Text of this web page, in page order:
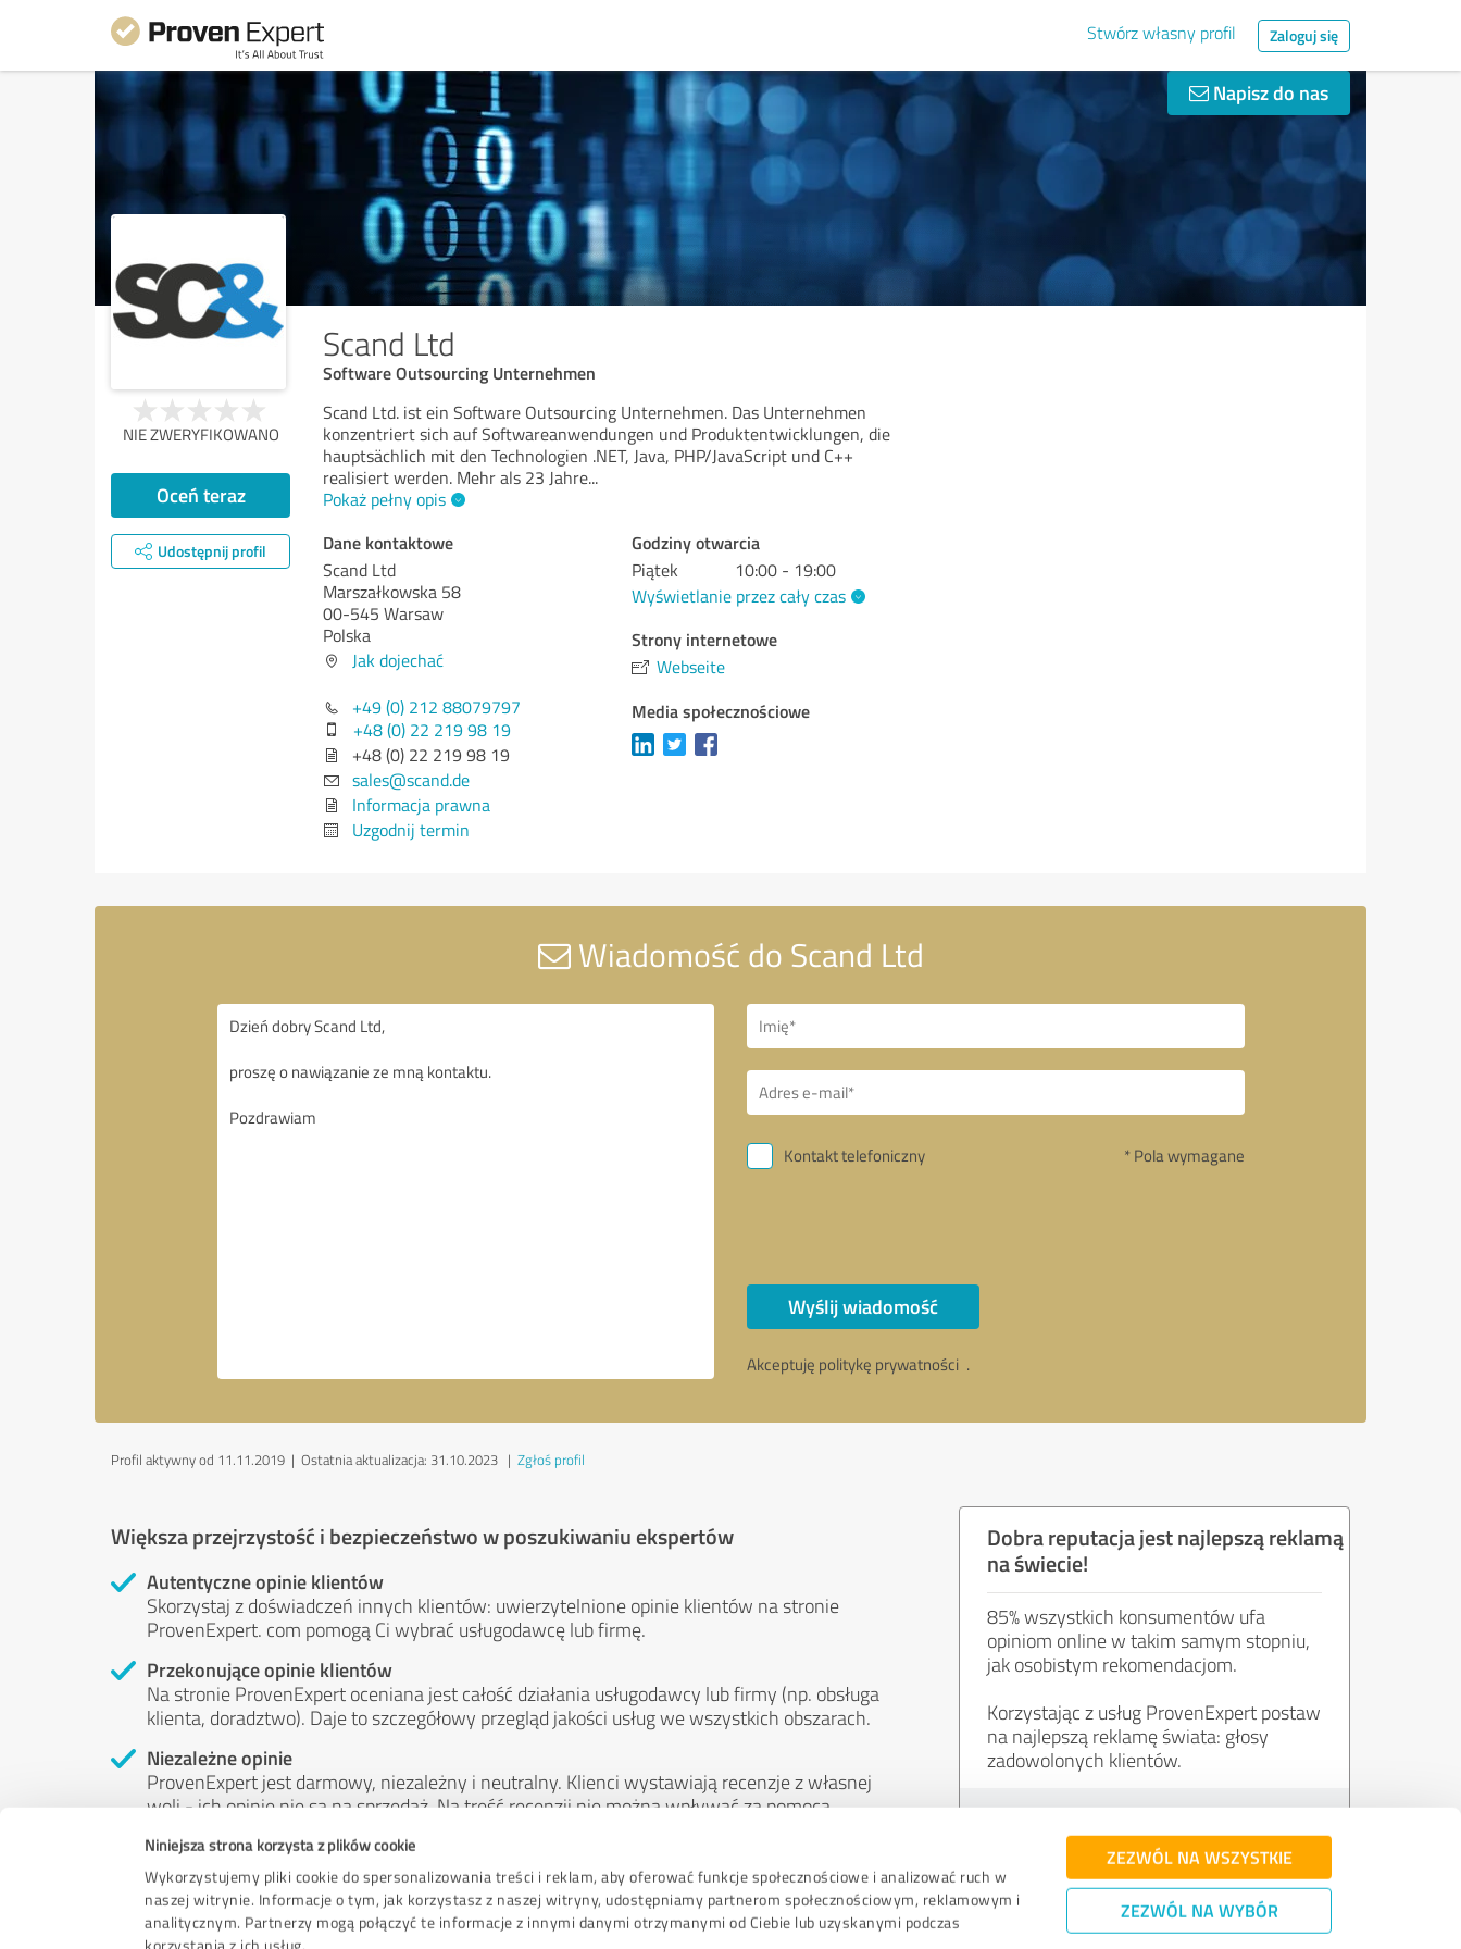
Niniejsza strona korzysta z plików cookie
Wykorzystujemy pliki cookie do spersonalizowania treści i reklam, aby oferować funkcje społecznościowe i analizować ruch w
naszej witrynie. Informacje o tym, jak korzystasz z naszej witryny, udostępniamy partnerom społecznościowym, reklamowym i
analitycznym. Partnerzy mogą połączyć te informacje z innymi danymi otrzymanymi od Ciebie lub uzyskanymi podczas
ZEZWÓL NA WSZYSTKIE
ZEZWÓL NA WYBÓR
Stwórz własny profil Zaloguj się
Napisz do nas
Scand Ltd
Software Outsourcing Unternehmen
NIE ZWERYFIKOWANO
Oceń teraz
Udostępnij profil
Scand Ltd. ist ein Software Outsourcing Unternehmen. Das Unternehmen
konzentriert sich auf Softwareanwendungen und Produktentwicklungen, die
hauptsächlich mit den Technologien .NET, Java, PHP/JavaScript und C++
realisiert werden. Mehr als 23 Jahre...
Pokaż pełny opis
Dane kontaktowe
Scand Ltd
Marszałkowska 58
00-545 Warsaw
Polska
Jak dojechać
+49 (0) 212 88079797
+48 (0) 22 219 98 19
+48 (0) 22 219 98 19
sales@scand.de
Informacja prawna
Uzgodnij termin
Godziny otwarcia
Piątek
10:00 - 19:00
Wyświetlanie przez cały czas
Strony internetowe
Webseite
Media społecznościowe
Wiadomość do Scand Ltd
Kontakt telefoniczny * Pola wymagane
Wyślij wiadomość
Akceptuję politykę prywatności .
Profil aktywny od 11.11.2019 | Ostatnia aktualizacja: 31.10.2023 | Zgłoś profil
Większa przejrzystość i bezpieczeństwo w poszukiwaniu ekspertów
Autentyczne opinie klientów
Skorzystaj z doświadczeń innych klientów: uwierzytelnione opinie klientów na stronie
ProvenExpert. com pomogą Ci wybrać usługodawcę lub firmę.
Przekonujące opinie klientów
Na stronie ProvenExpert oceniana jest całość działania usługodawcy lub firmy (np. obsługa
klienta, doradztwo). Daje to szczegółowy przegląd jakości usług we wszystkich obszarach.
Niezależne opinie
ProvenExpert jest darmowy, niezależny i neutralny. Klienci wystawiają recenzje z własnej
woli - ich opinie nie są na sprzedaż. Na treść recenzji nie można wpływać za pomocą
Dobra reputacja jest najlepszą reklamą
na świecie!
85% wszystkich konsumentów ufa
opiniom online w takim samym stopniu,
jak osobistym rekomendacjom.
Korzystając z usług ProvenExpert postaw
na najlepszą reklamę świata: głosy
zadowolonych klientów.
Wypróbuj za darmo